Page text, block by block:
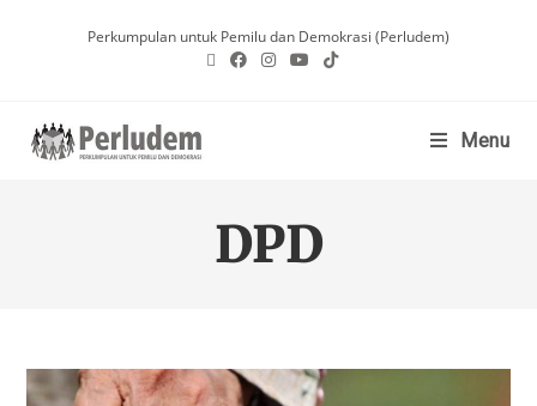
Perkumpulan untuk Pemilu dan Demokrasi (Perludem)
Menu
DPD